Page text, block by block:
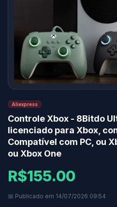
Aliexpress
Controle Xbox - 8Bitdo
licenciado para Xbox,
Compatível com PC, ou
ou Xbox One
R$155.00
📅 Publicado em 14/07/2026 09:54